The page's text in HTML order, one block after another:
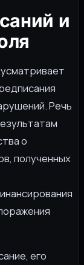
и
Речь
о
полученных
его